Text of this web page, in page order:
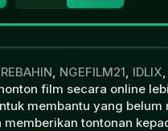
REBAHIN, NGEFILM21, IDLIX
film secara online
membantu yang belum
memberikan tontonan